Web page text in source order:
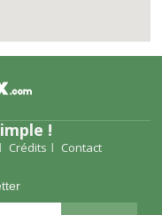
!
Crédits Contact